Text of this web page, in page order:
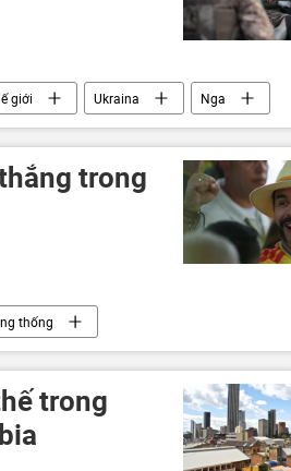
giới Ukraina
Nga
trong
thống
trong